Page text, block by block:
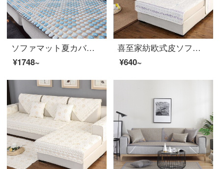
ソファマット夏カバー通気性の高い夏スタイルの中国式簡単な現代欧風滑り止めマットハイエンドセラミックシード（アップグレード版）45*45 cm（抱き枕カバー+芯+陶磁器）
¥1748~
喜至家紡欧式皮ソファカバー背もたれカバー全カバー付き木滑り止めカバー窓手すりカバー夏凉しい席芝华仕新中国式赤い木オーダーメイド貴妃四季通用クッション繁花紫辺色90*120 cm（単条装）
¥640~